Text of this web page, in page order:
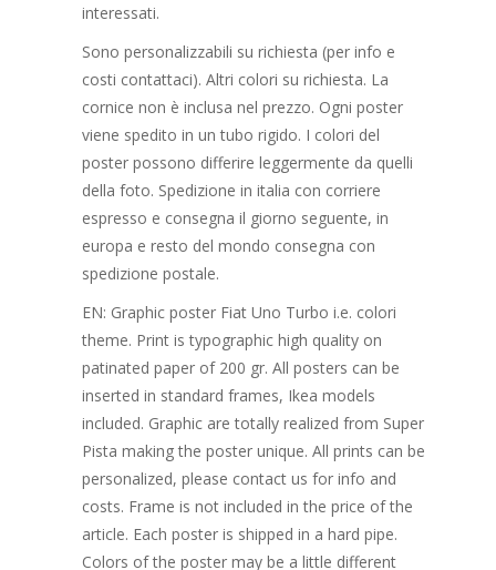
interessati.
Sono personalizzabili su richiesta (per info e
costi contattaci). Altri colori su richiesta. La
cornice non è inclusa nel prezzo. Ogni poster
viene spedito in un tubo rigido. I colori del
poster possono differire leggermente da quelli
della foto. Spedizione in italia con corriere
espresso e consegna il giorno seguente, in
europa e resto del mondo consegna con
spedizione postale.
EN: Graphic poster Fiat Uno Turbo i.e. colori
theme. Print is typographic high quality on
patinated paper of 200 gr. All posters can be
inserted in standard frames, Ikea models
included. Graphic are totally realized from Super
Pista making the poster unique. All prints can be
personalized, please contact us for info and
costs. Frame is not included in the price of the
article. Each poster is shipped in a hard pipe.
Colors of the poster may be a little different